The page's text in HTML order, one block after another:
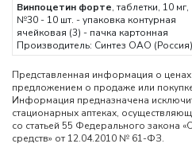
Винпоцетин форте, таблетки, 10 мг,
№30 - 10 шт. - упаковка контурная
ячейковая (3) - пачка картонная
Производитель: Синтез ОАО
Представленная информация о
предложением о продаже или
Информация предназначена
стационарных аптеках,
со статьей 55 Федерального закона
средств» от 12.04.2010 № 61-ФЗ.